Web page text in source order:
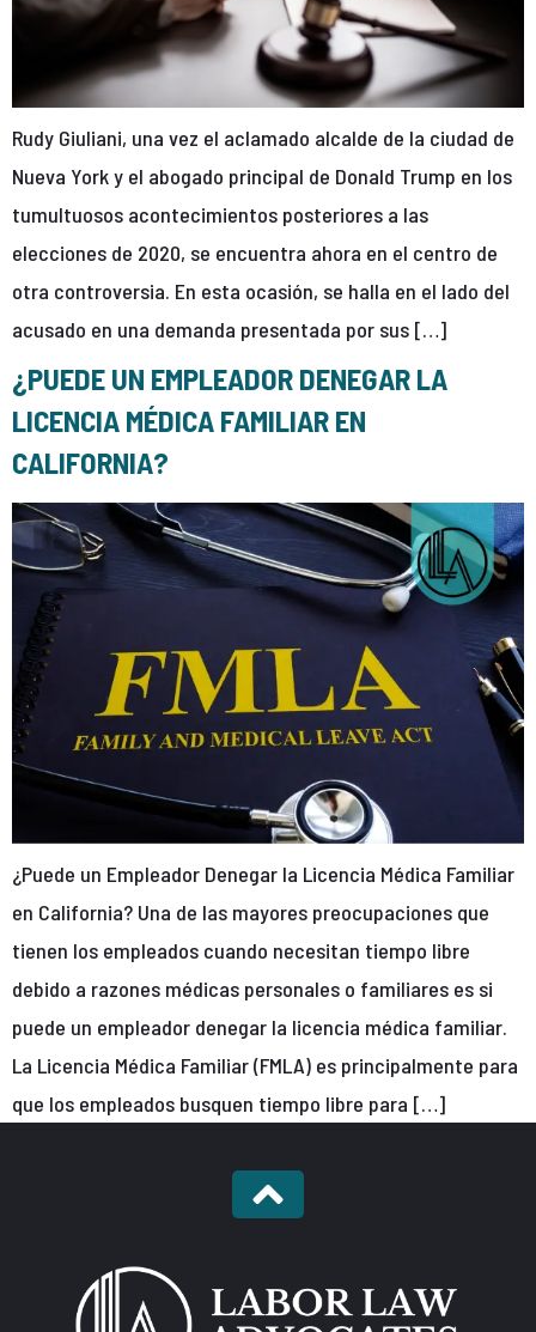
Rudy Giuliani, una vez el aclamado alcalde de la ciudad de
Nueva York y el abogado principal de Donald Trump en los
tumultuosos acontecimientos posteriores a las
elecciones de 2020, se encuentra ahora en el centro de
otra controversia. En esta ocasión, se halla en el lado del
acusado en una demanda presentada por sus […]
¿PUEDE UN EMPLEADOR DENEGAR LA
LICENCIA MÉDICA FAMILIAR EN
CALIFORNIA?
¿Puede un Empleador Denegar la Licencia Médica Familiar
en California? Una de las mayores preocupaciones que
tienen los empleados cuando necesitan tiempo libre
debido a razones médicas personales o familiares es si
puede un empleador denegar la licencia médica familiar.
La Licencia Médica Familiar (FMLA) es principalmente para
que los empleados busquen tiempo libre para […]